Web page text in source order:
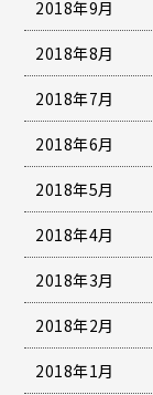
2018年9月
2018年8月
2018年7月
2018年6月
2018年5月
2018年4月
2018年3月
2018年2月
2018年1月